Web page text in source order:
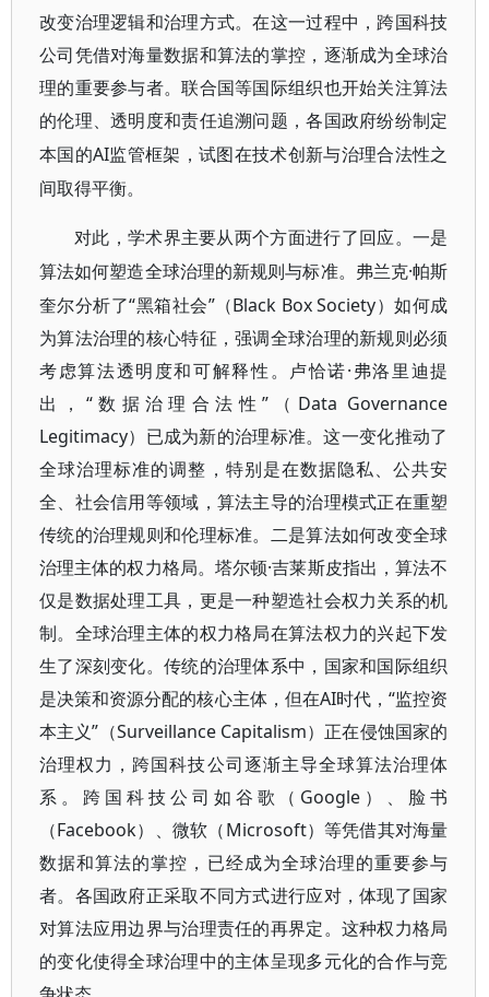
改变治理逻辑和治理方式。在这一过程中，跨国科技
公司凭借对海量数据和算法的掌控，逐渐成为全球治
理的重要参与者。联合国等国际组织也开始关注算法
的伦理、透明度和责任追溯问题，各国政府纷纷制定
本国的AI监管框架，试图在技术创新与治理合法性之
间取得平衡。
对此，学术界主要从两个方面进行了回应。一是
算法如何塑造全球治理的新规则与标准。弗兰克·帕斯
奎尔分析了“黑箱社会”（Black Box Society）如何成
为算法治理的核心特征，强调全球治理的新规则必须
考虑算法透明度和可解释性。卢恰诺·弗洛里迪提
出，“数据治理合法性”（Data Governance
Legitimacy）已成为新的治理标准。这一变化推动了
全球治理标准的调整，特别是在数据隐私、公共安
全、社会信用等领域，算法主导的治理模式正在重塑
传统的治理规则和伦理标准。二是算法如何改变全球
治理主体的权力格局。塔尔顿·吉莱斯皮指出，算法不
仅是数据处理工具，更是一种塑造社会权力关系的机
制。全球治理主体的权力格局在算法权力的兴起下发
生了深刻变化。传统的治理体系中，国家和国际组织
是决策和资源分配的核心主体，但在AI时代，“监控资
本主义”（Surveillance Capitalism）正在侵蚀国家的
治理权力，跨国科技公司逐渐主导全球算法治理体
系。跨国科技公司如谷歌（Google）、脸书
（Facebook）、微软（Microsoft）等凭借其对海量
数据和算法的掌控，已经成为全球治理的重要参与
者。各国政府正采取不同方式进行应对，体现了国家
对算法应用边界与治理责任的再界定。这种权力格局
的变化使得全球治理中的主体呈现多元化的合作与竞